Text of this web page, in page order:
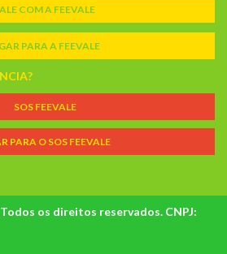
COM A FEEVALE
PARA A FEEVALE
SOS FEEVALE
PARA O SOS FEEVALE
os direitos reservados. CNPJ: